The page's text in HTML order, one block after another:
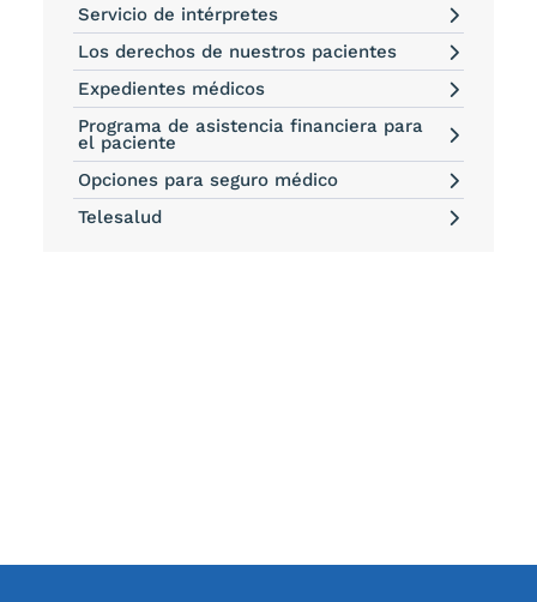
Servicio de intérpretes
Los derechos de nuestros pacientes
Expedientes médicos
Programa de asistencia financiera para
el paciente
Opciones para seguro médico
Telesalud